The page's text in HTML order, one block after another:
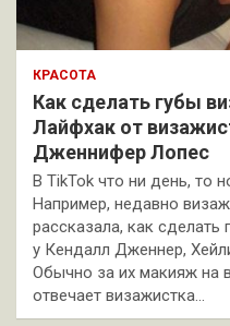
КРАСОТА
Как сделать губы
Лайфхак от
Дженнифер Лопес
В TikTok что ни день, то
Например, недавно
рассказала, как
у Кендалл Дженнер,
Обычно за их макияж на
отвечает визажистка…